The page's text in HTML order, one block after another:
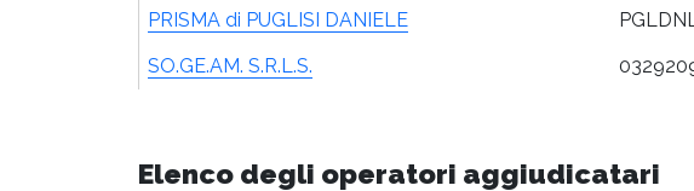
PRISMA di PUGLISI DANIELE
SO.GE.AM. S.R.L.S.
Elenco degli operatori aggiudicatari